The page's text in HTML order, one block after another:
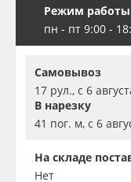
Режим работы
пн - пт 9:00 -
Самовывоз
17 рул., с 6
В нарезку
41 пог. м, с 6
На складе
Нет